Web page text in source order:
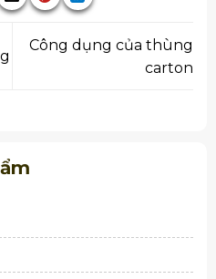
Công dụng của thùng
carton